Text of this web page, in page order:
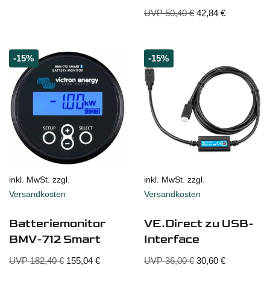
UVP50,40€ 42,84 €
-15%
inkl. MwSt. zzgl.
Versandkosten
Batteriemonitor
BMV-712 Smart
UVP182,40€ 155,04 €
-15%
inkl. MwSt. zzgl.
Versandkosten
VE.Direct zu USB-
Interface
UVP36,00€ 30,60 €